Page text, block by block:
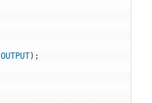
OUTPUT) ;